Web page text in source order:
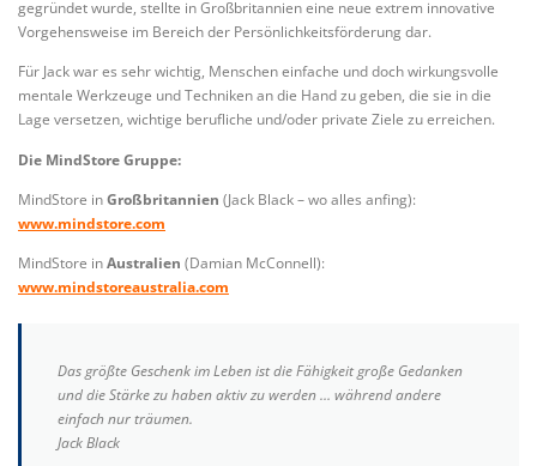
gegründet wurde, stellte in Großbritannien eine neue extrem innovative
Vorgehensweise im Bereich der Persönlichkeitsförderung dar.
Für Jack war es sehr wichtig, Menschen einfache und doch wirkungsvolle
mentale Werkzeuge und Techniken an die Hand zu geben, die sie in die
Lage versetzen, wichtige berufliche und/oder private Ziele zu erreichen.
Die MindStore Gruppe:
MindStore inGroßbritannien (Jack Black – wo alles anfing):
www.mindstore.com
MindStore inAustralien (Damian McConnell):
www.mindstoreaustralia.com
Das größte Geschenk im Leben ist die Fähigkeit große Gedanken
und die Stärke zu haben aktiv zu werden … während andere
einfach nur träumen.
Jack Black